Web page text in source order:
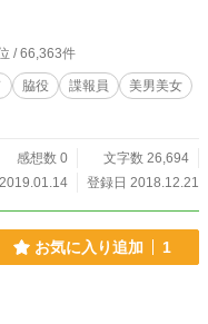
/ 66,363件
脇役 諜報員
美男美女
感想数 0
文字数 26,694
登録日 2018.12.21
お気に入り追加 1